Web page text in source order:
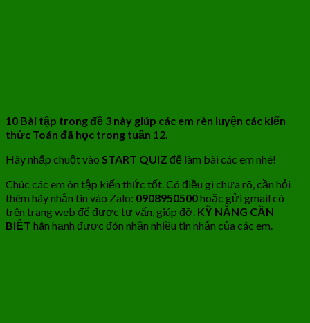
10 Bài tập trong đề 3 này giúp các em rèn luyện các kiến
thức Toán đã học trong tuần 12.
Hãy nhấp chuột vào START QUIZ để làm bài các em nhé!
Chúc các em ôn tập kiến thức tốt. Có điều gì chưa rõ, cần hỏi
thêm hãy nhắn tin vào Zalo: 0908950500hoặc gửi gmail có
trên trang web để được tư vấn, giúp đỡ. KỸ NĂNG CẦN
BIẾT hân hạnh được đón nhận nhiều tin nhắn của các em.